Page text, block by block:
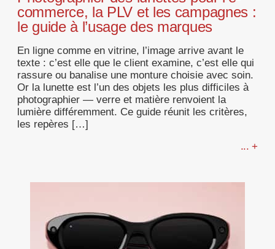
commerce, la PLV et les campagnes :
le guide à l’usage des marques
En ligne comme en vitrine, l’image arrive avant le
texte : c’est elle que le client examine, c’est elle qui
rassure ou banalise une monture choisie avec soin.
Or la lunette est l’un des objets les plus difficiles à
photographier — verre et matière renvoient la
lumière différemment. Ce guide réunit les critères,
les repères […]
... +